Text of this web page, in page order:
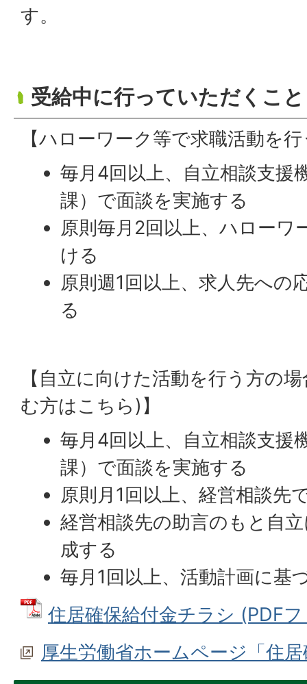
す。
受給中に行っていただくこと
【ハローワーク等で求職活動を
毎月4回以上、自立相談支援
課）で面談を実施する
原則毎月2回以上、ハローワ
ける
原則週1回以上、求人先への
る
【自立に向けた活動を行う方の
む方はこちら)】
毎月4回以上、自立相談支援
課）で面談を実施する
原則月1回以上、経営相談先
経営相談先の助言のもと自
成する
毎月1回以上、活動計画に基
住居確保給付金チラシ (PDF
厚生労働省ホームページ「住